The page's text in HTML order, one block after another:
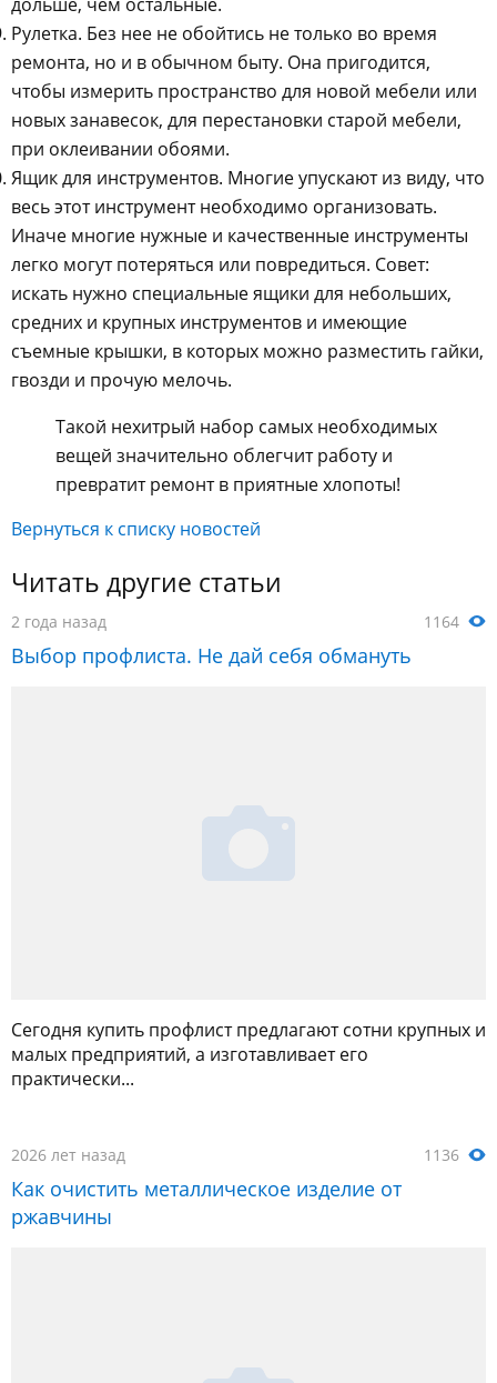
Рулетка. Без нее не обойтись не только во время
ремонта, но и в обычном быту. Она пригодится,
чтобы измерить пространство для новой мебели или
новых занавесок, для перестановки старой мебели,
при оклеивании обоями.
Ящик для инструментов. Многие упускают из виду, что
весь этот инструмент необходимо организовать.
Иначе многие нужные и качественные инструменты
легко могут потеряться или повредиться. Совет:
искать нужно специальные ящики для небольших,
средних и крупных инструментов и имеющие
съемные крышки, в которых можно разместить гайки,
гвозди и прочую мелочь.
Такой нехитрый набор самых необходимых
вещей значительно облегчит работу и
превратит ремонт в приятные хлопоты!
Вернуться к списку новостей
Читать другие статьи
2 года назад 1164
Выбор профлиста. Не дай себя обмануть
Сегодня купить профлист предлагают сотни крупных и
малых предприятий, а изготавливает его
практически...
2026 лет назад 1136
Как очистить металлическое изделие от
ржавчины